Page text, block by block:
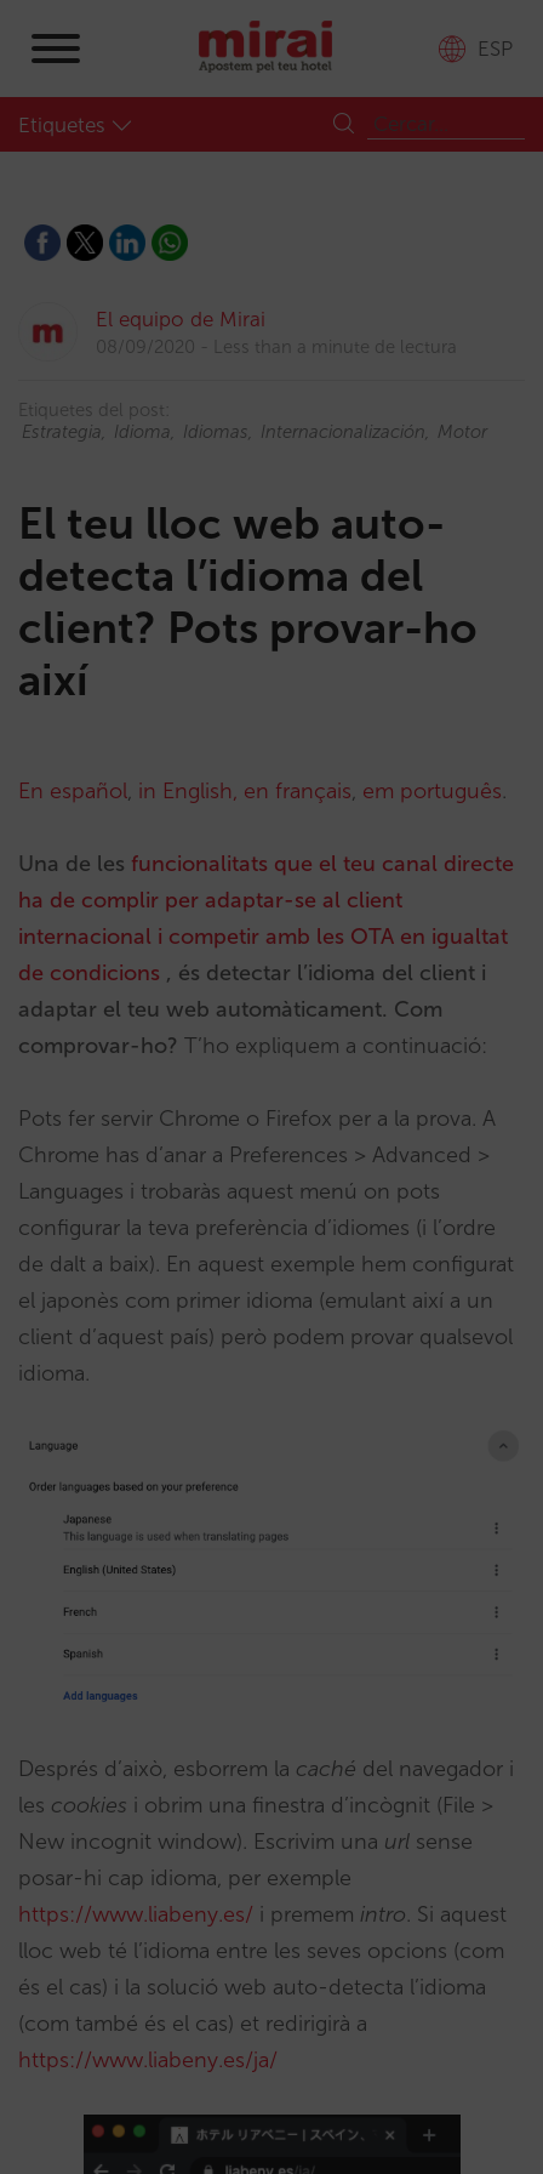
ESP
Etiquetes
El equipo de Mirai
08/09/2020 Less than a minute de lectura
Etiquetes del post:
Estrategia
Idioma Idiomas Internacionalización Motor
El teu lloc web auto-
detecta l’idioma del
client? Pots provar-ho
així
En español, in English, en français, em português.
Una de les funcionalitats que el teu canal directe
ha de complir per adaptar-se al client
internacional i competir amb les OTA en igualtat
de condicions , és detectar l’idioma del client i
adaptar el teu web automàticament. Com
comprovar-ho? T’ho expliquem a continuació:
Pots fer servir Chrome o Firefox per a la prova. A
Chrome has d’anar a Preferences > Advanced >
Languages i trobaràs aquest menú on pots
configurar la teva preferència d’idiomes (i l’ordre
de dalt a baix). En aquest exemple hem configurat
el japonès com primer idioma (emulant així a un
client d’aquest país) però podem provar qualsevol
idioma.
Després d’això, esborrem la caché del navegador i
les cookies i obrim una finestra d’incògnit (File >
New incognit window). Escrivim una url sense
posar-hi cap idioma, per exemple
https://www.liabeny.es/ i premem intro. Si aquest
lloc web té l’idioma entre les seves opcions (com
és el cas) i la solució web auto-detecta l’idioma
(com també és el cas) et redirigirà a
https://www.liabeny.es/ja/